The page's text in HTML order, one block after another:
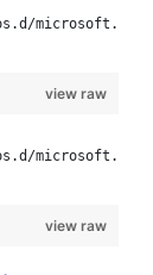
microsoft.repo
view raw
microsoft.repo
view raw